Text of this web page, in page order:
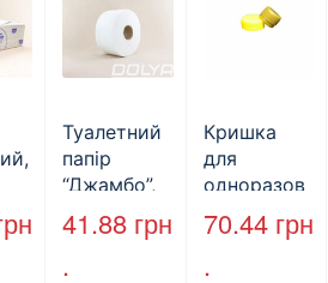
Туалетний
папір
“Джамбо”,
B2B
Service,
41.88 грн
.
Кришка
для
одноразов
ої пляшки,
ПЕТ,
70.44 грн
.